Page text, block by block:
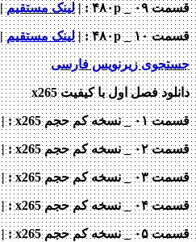
قسمت ۰۹ _ ۴۸۰p : | لینک مستقیم|
قسمت ۱۰ _ ۴۸۰p : | لینک مستقیم|
جستجوی زیرنویس فارسی
دانلود فصل اول با کیفیت x265
قسمت ۰۱ _ نسخه کم حجم x265 : |
قسمت ۰۲ _ نسخه کم حجم x265 : |
قسمت ۰۳ _ نسخه کم حجم x265 : |
قسمت ۰۴ _ نسخه کم حجم x265 : |
قسمت ۰۵ _ نسخه کم حجم x265 : |